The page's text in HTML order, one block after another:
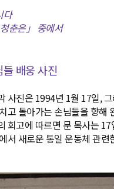
다
춘은」 중에서
배웅 사진
사진은 1994년 1월 17일,
고 돌아가는 손님들을 향
회고에 따르면 문 목사는
서 새로운 통일 운동체 관